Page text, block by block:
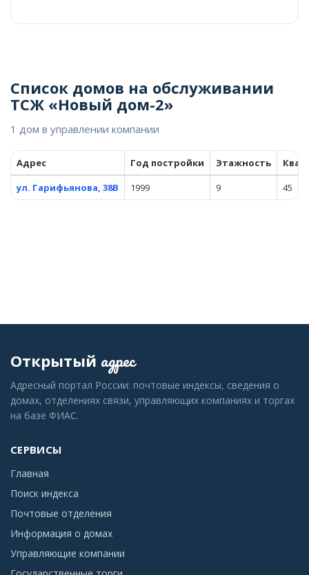
Список домов на обслуживании
ТСЖ «Новый дом-2»
1 дом в управлении компании
Адрес Год постройки Этажность
ул. Гарифьянова, 38В
1999 9 45
Открытый адрес
Адресный портал России: почтовые индексы, сведения о
домах, отделениях связи, управляющих компаниях и торгах
на базе ФИАС.
СЕРВИСЫ
Главная
Поиск индекса
Почтовые отделения
Информация о домах
Управляющие компании